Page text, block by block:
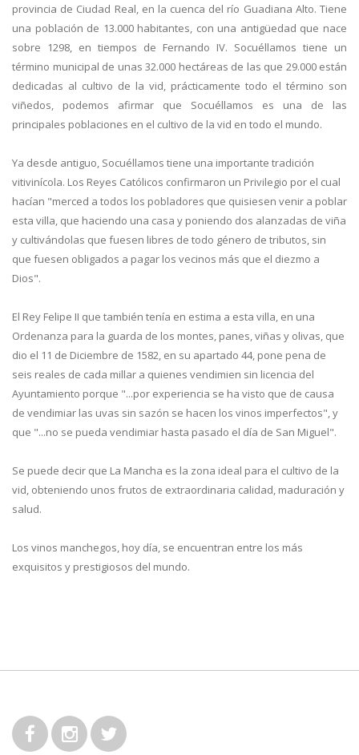
provincia de Ciudad Real, en la cuenca del río Guadiana Alto. Tiene
una población de 13.000 habitantes, con una antigüedad que nace
sobre 1298, en tiempos de Fernando IV. Socuéllamos tiene un
término municipal de unas 32.000 hectáreas de las que 29.000 están
dedicadas al cultivo de la vid, prácticamente todo el término son
viñedos, podemos afirmar que Socuéllamos es una de las
principales poblaciones en el cultivo de la vid en todo el mundo.
Ya desde antiguo, Socuéllamos tiene una importante tradición
vitivinícola. Los Reyes Católicos confirmaron un Privilegio por el cual
hacían "merced a todos los pobladores que quisiesen venir a poblar
esta villa, que haciendo una casa y poniendo dos alanzadas de viña
y cultivándolas que fuesen libres de todo género de tributos, sin
que fuesen obligados a pagar los vecinos más que el diezmo a
Dios".
El Rey Felipe II que también tenía en estima a esta villa, en una
Ordenanza para la guarda de los montes, panes, viñas y olivas, que
dio el 11 de Diciembre de 1582, en su apartado 44, pone pena de
seis reales de cada millar a quienes vendimien sin licencia del
Ayuntamiento porque "...por experiencia se ha visto que de causa
de vendimiar las uvas sin sazón se hacen los vinos imperfectos", y
que "...no se pueda vendimiar hasta pasado el día de San Miguel".
Se puede decir que La Mancha es la zona ideal para el cultivo de la
vid, obteniendo unos frutos de extraordinaria calidad, maduración y
salud.
Los vinos manchegos, hoy día, se encuentran entre los más
exquisitos y prestigiosos del mundo.